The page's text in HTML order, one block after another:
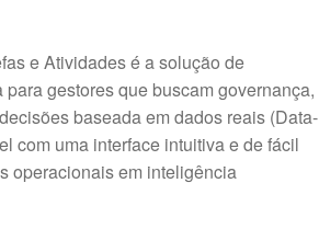
e Atividades é a solução de
gestores que buscam governança,
baseada em dados reais (Data-
com uma interface intuitiva e de fácil
operacionais em inteligência